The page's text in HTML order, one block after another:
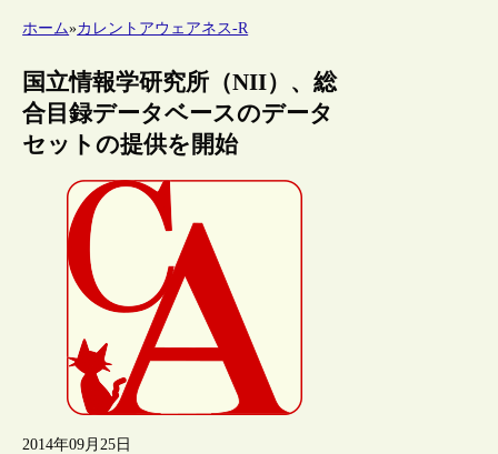
ホーム»カレントアウェアネス-R
国立情報学研究所（NII）、総
合目録データベースのデータ
セットの提供を開始
2014年09月25日